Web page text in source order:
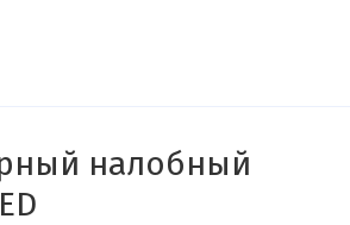
налобный